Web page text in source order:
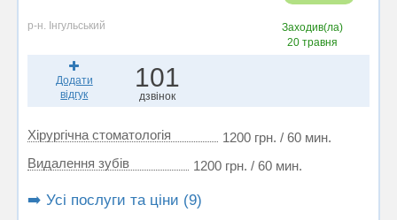
р-н. Інгульський
Заходив(ла)
20 травня
Додати
відгук
101
дзвінок
Хірургічна стоматологія
1200 грн. / 60 мин.
Видалення зубів
1200 грн. / 60 мин.
➡️ Усі послуги та ціни (9)